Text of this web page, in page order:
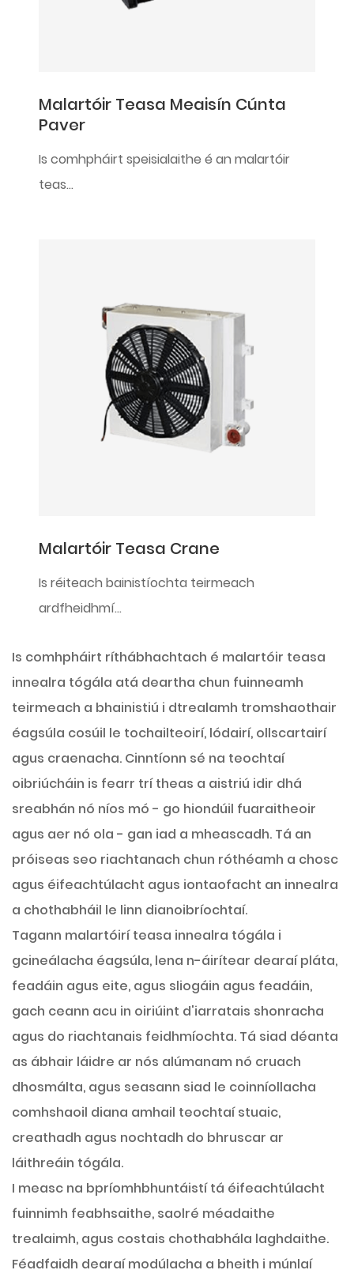
Malartóir Teasa Meaisín Cúnta
Paver
Is comhpháirt speisialaithe é an malartóir
teas...
Malartóir Teasa Crane
Is réiteach bainistíochta teirmeach
ardfheidhmí...
Is comhpháirt ríthábhachtach é malartóir teasa
innealra tógála atá deartha chun fuinneamh
teirmeach a bhainistiú i dtrealamh tromshaothair
éagsúla cosúil le tochailteoirí, lódairí, ollscartairí
agus craenacha. Cinntíonn sé na teochtaí
oibriúcháin is fearr trí theas a aistriú idir dhá
sreabhán nó níos mó - go hiondúil fuaraitheoir
agus aer nó ola - gan iad a mheascadh. Tá an
próiseas seo riachtanach chun róthéamh a chosc
agus éifeachtúlacht agus iontaofacht an innealra
a chothabháil le linn dianoibríochtaí.
Tagann malartóirí teasa innealra tógála i
gcineálacha éagsúla, lena n-áirítear dearaí pláta,
feadáin agus eite, agus sliogáin agus feadáin,
gach ceann acu in oiriúint d'iarratais shonracha
agus do riachtanais feidhmíochta. Tá siad déanta
as ábhair láidre ar nós alúmanam nó cruach
dhosmálta, agus seasann siad le coinníollacha
comhshaoil ​​diana amhail teochtaí stuaic,
creathadh agus nochtadh do bhruscar ar
láithreáin tógála.
I measc na bpríomhbhuntáistí tá éifeachtúlacht
fuinnimh feabhsaithe, saolré méadaithe
trealaimh, agus costais chothabhála laghdaithe.
Féadfaidh dearaí modúlacha a bheith i múnlaí